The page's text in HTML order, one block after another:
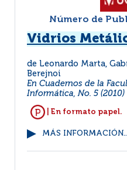
Número de
Vidrios
de Leonardo Marta,
Berejnoi
En Cuadernos de la
Informática, No. 5 (2010)
| En formato papel.
MÁS